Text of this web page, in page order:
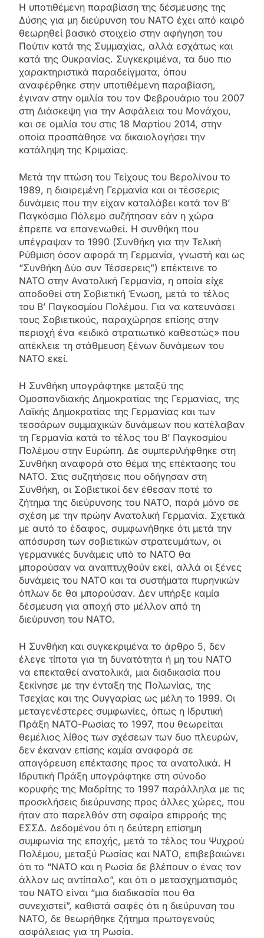
Η υποτιθέμενη παραβίαση της δέσμευσης της
Δύσης για μη διεύρυνση του ΝΑΤΟ έχει από καιρό
θεωρηθεί βασικό στοιχείο στην αφήγηση του
Πούτιν κατά της Συμμαχίας, αλλά εσχάτως και
κατά της Ουκρανίας. Συγκεκριμένα, τα δυο πιο
χαρακτηριστικά παραδείγματα, όπου
αναφέρθηκε στην υποτιθέμενη παραβίαση,
έγιναν στην ομιλία του τον Φεβρουάριο του 2007
στη Διάσκεψη για την Ασφάλεια του Μονάχου,
και σε ομιλία του στις 18 Μαρτίου 2014, στην
οποία προσπάθησε να δικαιολογήσει την
κατάληψη της Κριμαίας.
Μετά την πτώση του Τείχους του Βερολίνου το
1989, η διαιρεμένη Γερμανία και οι τέσσερις
δυνάμεις που την είχαν καταλάβει κατά τον Β’
Παγκόσμιο Πόλεμο συζήτησαν εάν η χώρα
έπρεπε να επανενωθεί. Η συνθήκη που
υπέγραψαν το 1990 (Συνθήκη για την Τελική
Ρύθμιση όσον αφορά τη Γερμανία, γνωστή και ως
“Συνθήκη Δύο συν Τέσσερεις”) επέκτεινε το
ΝΑΤΟ στην Ανατολική Γερμανία, η οποία είχε
αποδοθεί στη Σοβιετική Ένωση, μετά το τέλος
του Β’ Παγκοσμίου Πολέμου. Για να κατευνάσει
τους Σοβιετικούς, παραχώρησε επίσης στην
περιοχή ένα «ειδικό στρατιωτικό καθεστώς» που
απέκλειε τη στάθμευση ξένων δυνάμεων του
ΝΑΤΟ εκεί.
Η Συνθήκη υπογράφτηκε μεταξύ της
Ομοσπονδιακής Δημοκρατίας της Γερμανίας, της
Λαϊκής Δημοκρατίας της Γερμανίας και των
τεσσάρων συμμαχικών δυνάμεων που κατέλαβαν
τη Γερμανία κατά το τέλος του Β’ Παγκοσμίου
Πολέμου στην Ευρώπη. Δε συμπεριλήφθηκε στη
Συνθήκη αναφορά στο θέμα της επέκτασης του
ΝΑΤΟ. Στις συζητήσεις που οδήγησαν στη
Συνθήκη, οι Σοβιετικοί δεν έθεσαν ποτέ το
ζήτημα της διεύρυνσης του ΝΑΤΟ, παρά μόνο σε
σχέση με την πρώην Ανατολική Γερμανία. Σχετικά
με αυτό το έδαφος, συμφωνήθηκε ότι μετά την
απόσυρση των σοβιετικών στρατευμάτων, οι
γερμανικές δυνάμεις υπό το ΝΑΤΟ θα
μπορούσαν να αναπτυχθούν εκεί, αλλά οι ξένες
δυνάμεις του ΝΑΤΟ και τα συστήματα πυρηνικών
όπλων δε θα μπορούσαν. Δεν υπήρξε καμία
δέσμευση για αποχή στο μέλλον από τη
διεύρυνση του ΝΑΤΟ.
Η Συνθήκη και συγκεκριμένα το άρθρο 5, δεν
έλεγε τίποτα για τη δυνατότητα ή μη του ΝΑΤΟ
να επεκταθεί ανατολικά, μια διαδικασία που
ξεκίνησε με την ένταξη της Πολωνίας, της
Τσεχίας και της Ουγγαρίας ως μέλη το 1999. Οι
μεταγενέστερες συμφωνίες, όπως η Ιδρυτική
Πράξη ΝΑΤΟ-Ρωσίας το 1997, που θεωρείται
θεμέλιος λίθος των σχέσεων των δυο πλευρών,
δεν έκαναν επίσης καμία αναφορά σε
απαγόρευση επέκτασης προς τα ανατολικά. Η
Ιδρυτική Πράξη υπογράφτηκε στη σύνοδο
κορυφής της Μαδρίτης το 1997 παράλληλα με τις
προσκλήσεις διεύρυνσης προς άλλες χώρες, που
ήταν στο παρελθόν στη σφαίρα επιρροής της
ΕΣΣΔ. Δεδομένου ότι η δεύτερη επίσημη
συμφωνία της εποχής, μετά το τέλος του Ψυχρού
Πολέμου, μεταξύ Ρωσίας και ΝΑΤΟ, επιβεβαιώνει
ότι το “ΝΑΤΟ και η Ρωσία δε βλέπουν ο ένας τον
άλλον ως αντίπαλο”, και ότι ο μετασχηματισμός
του ΝΑΤΟ είναι “μια διαδικασία που θα
συνεχιστεί”, καθιστά σαφές ότι η διεύρυνση του
ΝΑΤΟ, δε θεωρήθηκε ζήτημα πρωτογενούς
ασφάλειας για τη Ρωσία.